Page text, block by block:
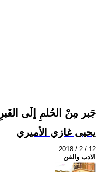
جَبر مِنْ الحُلمِ إلَى القَبرِ
يحيى غازي الأميري
2018 / 2 / 12
الادب والفن